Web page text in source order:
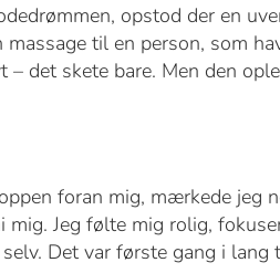
opstod der en
til en person, som
– det skete bare. Men den
foran mig, mærkede jeg
Jeg følte mig rolig,
Det var første gang i